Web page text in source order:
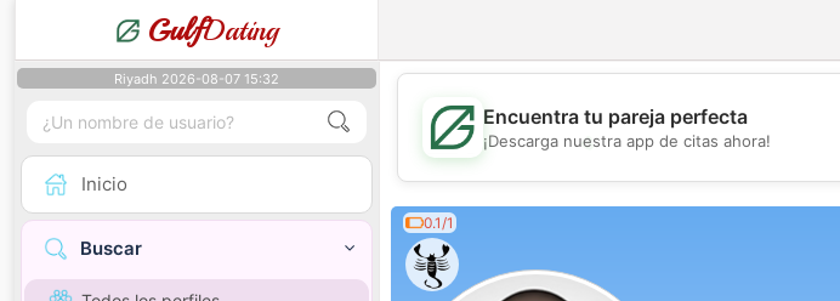
GulfDating
Riyadh 2026-08-07 15:32
Inicio
Buscar
💖
Encuentra tu pareja perfecta
¡Descarga nuestra app de citas ahora!
0.1/1